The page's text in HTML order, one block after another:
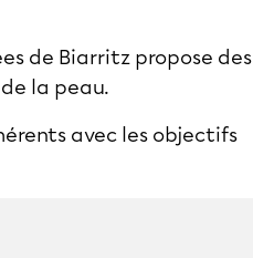
de Biarritz propose des
la peau.
avec les objectifs